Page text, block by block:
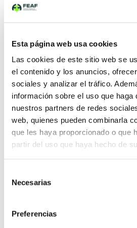
Esta página web usa cookies
Las cookies de este sitio web se
el contenido y los anuncios,
sociales y analizar el tráfico.
información sobre el uso que haga
nuestros partners de redes
web, quienes pueden combinarla
que les haya proporcionado o que
partir del uso que haya hecho de
Necesarias
Preferencias
DE
ENTRADAS
AFC y FEAF trasladan sus
Elaborado el tríptico «La
Forja 2021»
NOTICIAS RECIENTES
FEAF/AFV participa en una
seguimiento del proyecto
Laguardia con una amplia
de la fundición a presión.
Entrevista a Ainhoa
Asamblea General de FEAF: